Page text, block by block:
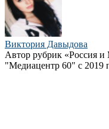
Виктория Давыдова
Автор рубрик «Россия
"Медиацентр 60" с 2019